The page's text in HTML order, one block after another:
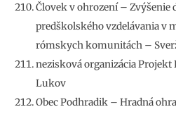
Človek v ohrození – Zvýšenie
predškolského vzdelávania v
rómskych komunitách –
nezisková organizácia
Lukov
Obec Podhradik – Hradná